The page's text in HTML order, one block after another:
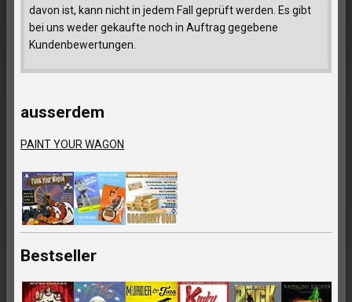
davon ist, kann nicht in jedem Fall geprüft werden. Es gibt
bei uns weder gekaufte noch in Auftrag gegebene
Kundenbewertungen.
ausserdem
PAINT YOUR WAGON
Bestseller